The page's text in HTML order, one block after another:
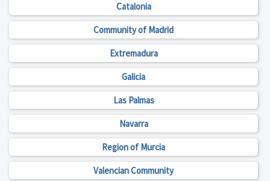
Catalonia
Community of Madrid
Extremadura
Galicia
Las Palmas
Navarra
Region of Murcia
Valencian Community